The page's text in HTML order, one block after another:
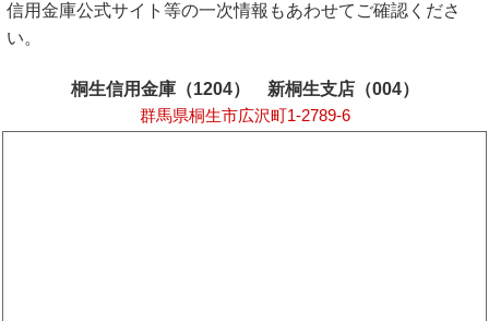
信用金庫公式サイト等の一次情報もあわせてご確認くださ
い。
桐生信用金庫（1204） 新桐生支店（004）
群馬県桐生市広沢町1‐2789‐6